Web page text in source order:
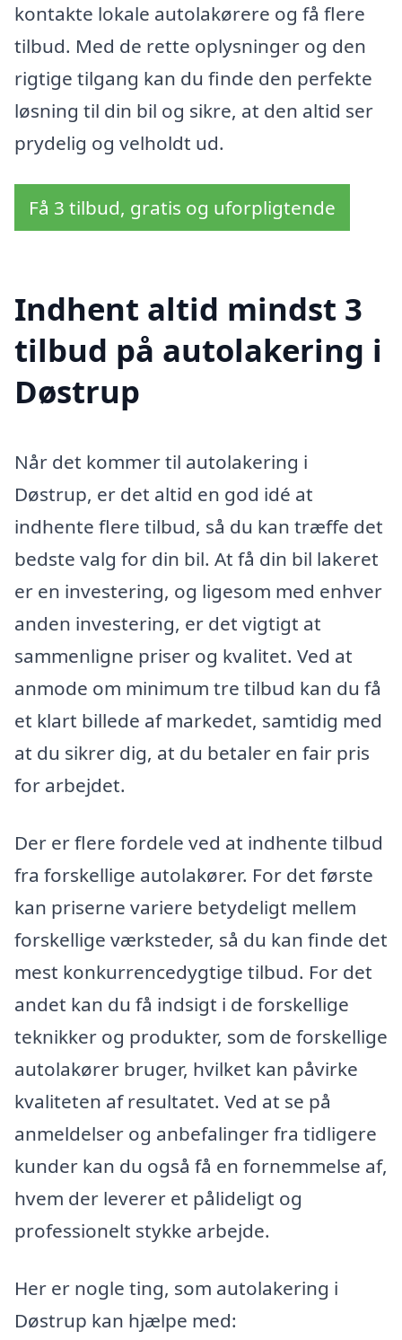
kontakte lokale autolakørere og få flere
tilbud. Med de rette oplysninger og den
rigtige tilgang kan du finde den perfekte
løsning til din bil og sikre, at den altid ser
prydelig og velholdt ud.
Få 3 tilbud, gratis og uforpligtende
Indhent altid mindst 3
tilbud på autolakering i
Døstrup
Når det kommer til autolakering i
Døstrup, er det altid en god idé at
indhente flere tilbud, så du kan træffe det
bedste valg for din bil. At få din bil lakeret
er en investering, og ligesom med enhver
anden investering, er det vigtigt at
sammenligne priser og kvalitet. Ved at
anmode om minimum tre tilbud kan du få
et klart billede af markedet, samtidig med
at du sikrer dig, at du betaler en fair pris
for arbejdet.
Der er flere fordele ved at indhente tilbud
fra forskellige autolakører. For det første
kan priserne variere betydeligt mellem
forskellige værksteder, så du kan finde det
mest konkurrencedygtige tilbud. For det
andet kan du få indsigt i de forskellige
teknikker og produkter, som de forskellige
autolakører bruger, hvilket kan påvirke
kvaliteten af resultatet. Ved at se på
anmeldelser og anbefalinger fra tidligere
kunder kan du også få en fornemmelse af,
hvem der leverer et pålideligt og
professionelt stykke arbejde.
Her er nogle ting, som autolakering i
Døstrup kan hjælpe med: